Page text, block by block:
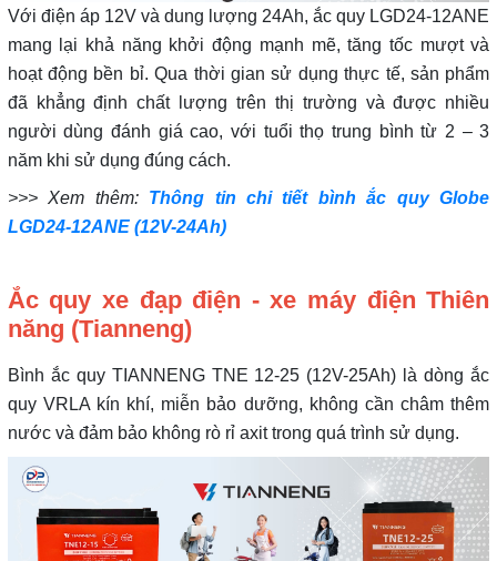
Với điện áp 12V và dung lượng 24Ah, ắc quy LGD24-12ANE
mang lại khả năng khởi động mạnh mẽ, tăng tốc mượt và
hoạt động bền bỉ. Qua thời gian sử dụng thực tế, sản phẩm
đã khẳng định chất lượng trên thị trường và được nhiều
người dùng đánh giá cao, với tuổi thọ trung bình từ 2 – 3
năm khi sử dụng đúng cách.
>>> Xem thêm: Thông tin chi tiết bình ắc quy Globe
LGD24-12ANE (12V-24Ah)
Ắc quy xe đạp điện - xe máy điện Thiên
năng (Tianneng)
Bình ắc quy TIANNENG TNE 12-25 (12V-25Ah) là dòng ắc
quy VRLA kín khí, miễn bảo dưỡng, không cần châm thêm
nước và đảm bảo không rò rỉ axit trong quá trình sử dụng.